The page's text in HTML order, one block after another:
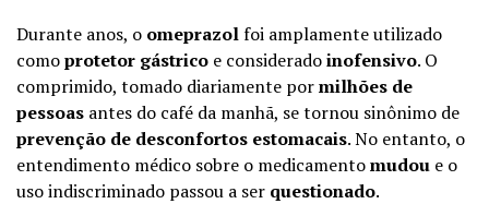
Durante anos, o omeprazolfoi amplamente utilizado
comoprotetor gástrico e consideradoinofensivo. O
comprimido, tomado diariamente pormilhões de
pessoas antes do café da manhã, se tornou sinônimo de
prevenção de desconfortos estomacais. No entanto, o
entendimento médico sobre o medicamentomudou e o
uso indiscriminado passou a ser questionado.